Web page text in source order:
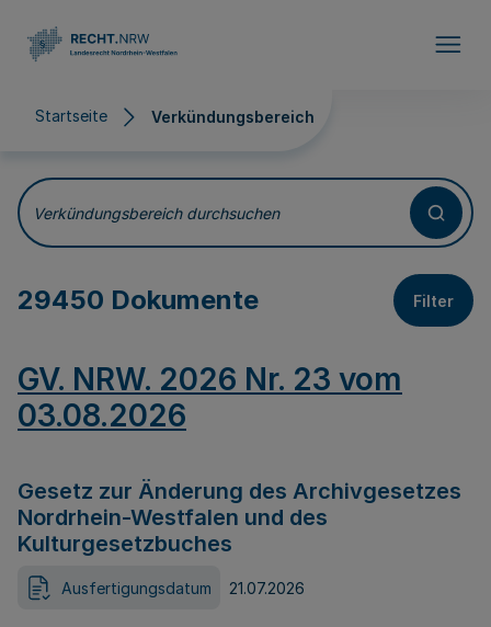
Startseite Verkündungsbereich
Verkündungsbereich
Verkündungsbereich durchsuchen
29450 Dokumente Filter
GV. NRW. 2026 Nr. 23 vom
03.08.2026
Gesetz zur Änderung des Archivgesetzes
Nordrhein-Westfalen und des
Kulturgesetzbuches
Ausfertigungsdatum 21.07.2026